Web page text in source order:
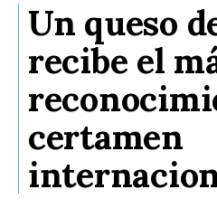
Un queso
recibe el
certamen